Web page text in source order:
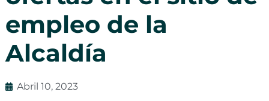
empleo de la
Alcaldía
Abril 10, 2023